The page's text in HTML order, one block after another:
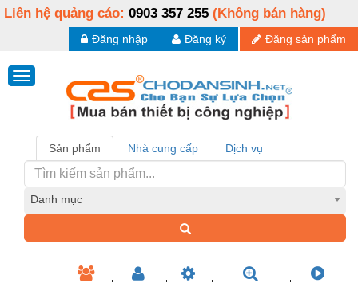
Liên hệ quảng cáo: 0903 357 255 (Không bán hàng)
Đăng sản phẩm
Đăng ký
Đăng nhập
Sản phẩm Nhà cung cấp Dịch vụ
Danh mục